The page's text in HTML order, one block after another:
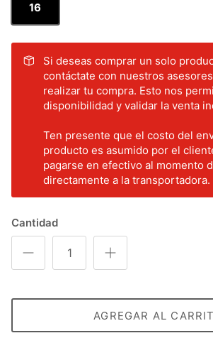
16
Si deseas comprar un solo
contáctate con nuestros
realizar tu compra. Esto nos
disponibilidad y validar la venta
Ten presente que el costo del
producto es asumido por el
pagarse en efectivo al momento
directamente a la transportadora.
Cantidad
AGREGAR AL